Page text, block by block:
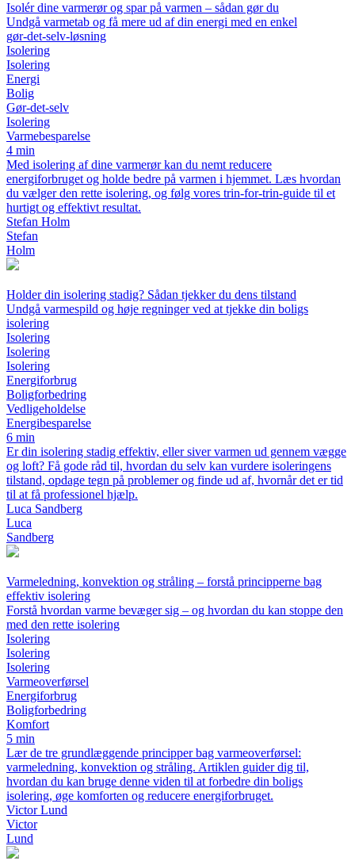
Isolér dine varmerør og spar på varmen – sådan gør du
Undgå varmetab og få mere ud af din energi med en enkel
gør‑det‑selv‑løsning
Isolering
Isolering
Energi
Bolig
Gør‑det‑selv
Isolering
Varmebesparelse
4 min
Med isolering af dine varmerør kan du nemt reducere
energiforbruget og holde bedre på varmen i hjemmet. Læs hvordan
du vælger den rette isolering, og følg vores trin‑for‑trin‑guide til et
hurtigt og effektivt resultat.
Stefan Holm
Stefan
Holm
Holder din isolering stadig? Sådan tjekker du dens tilstand
Undgå varmespild og høje regninger ved at tjekke din boligs
isolering
Isolering
Isolering
Isolering
Energiforbrug
Boligforbedring
Vedligeholdelse
Energibesparelse
6 min
Er din isolering stadig effektiv, eller siver varmen ud gennem vægge
og loft? Få gode råd til, hvordan du selv kan vurdere isoleringens
tilstand, opdage tegn på problemer og finde ud af, hvornår det er tid
til at få professionel hjælp.
Luca Sandberg
Luca
Sandberg
Varmeledning, konvektion og stråling – forstå principperne bag
effektiv isolering
Forstå hvordan varme bevæger sig – og hvordan du kan stoppe den
med den rette isolering
Isolering
Isolering
Isolering
Varmeoverførsel
Energiforbrug
Boligforbedring
Komfort
5 min
Lær de tre grundlæggende principper bag varmeoverførsel:
varmeledning, konvektion og stråling. Artiklen guider dig til,
hvordan du kan bruge denne viden til at forbedre din boligs
isolering, øge komforten og reducere energiforbruget.
Victor Lund
Victor
Lund